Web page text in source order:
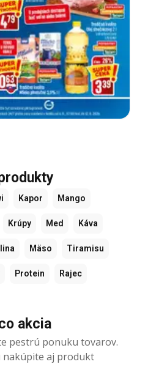
Kapor Mango
Krúpy Med Káva
Mäso Tiramisu
Protein Rajec
akcia
pestrú ponuku tovarov.
nakúpite aj produkt